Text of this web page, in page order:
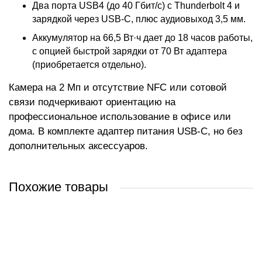
Два порта USB4 (до 40 Гбит/с) с Thunderbolt 4 и
зарядкой через USB-C, плюс аудиовыход 3,5 мм.
Аккумулятор на 66,5 Вт·ч дает до 18 часов работы,
с опцией быстрой зарядки от 70 Вт адаптера
(приобретается отдельно).
Камера на 2 Мп и отсутствие NFC или сотовой
связи подчеркивают ориентацию на
профессиональное использование в офисе или
дома. В комплекте адаптер питания USB-C, но без
дополнительных аксессуаров.
Похожие товары